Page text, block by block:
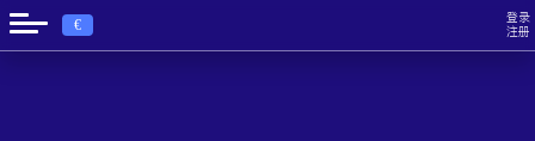
€
登录
注册